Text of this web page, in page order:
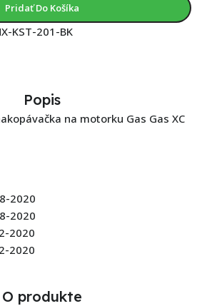
Pridať Do Košíka
KST-201-BK
Popis
na motorku Gas Gas XC
2020
2020
2020
2020
O produkte